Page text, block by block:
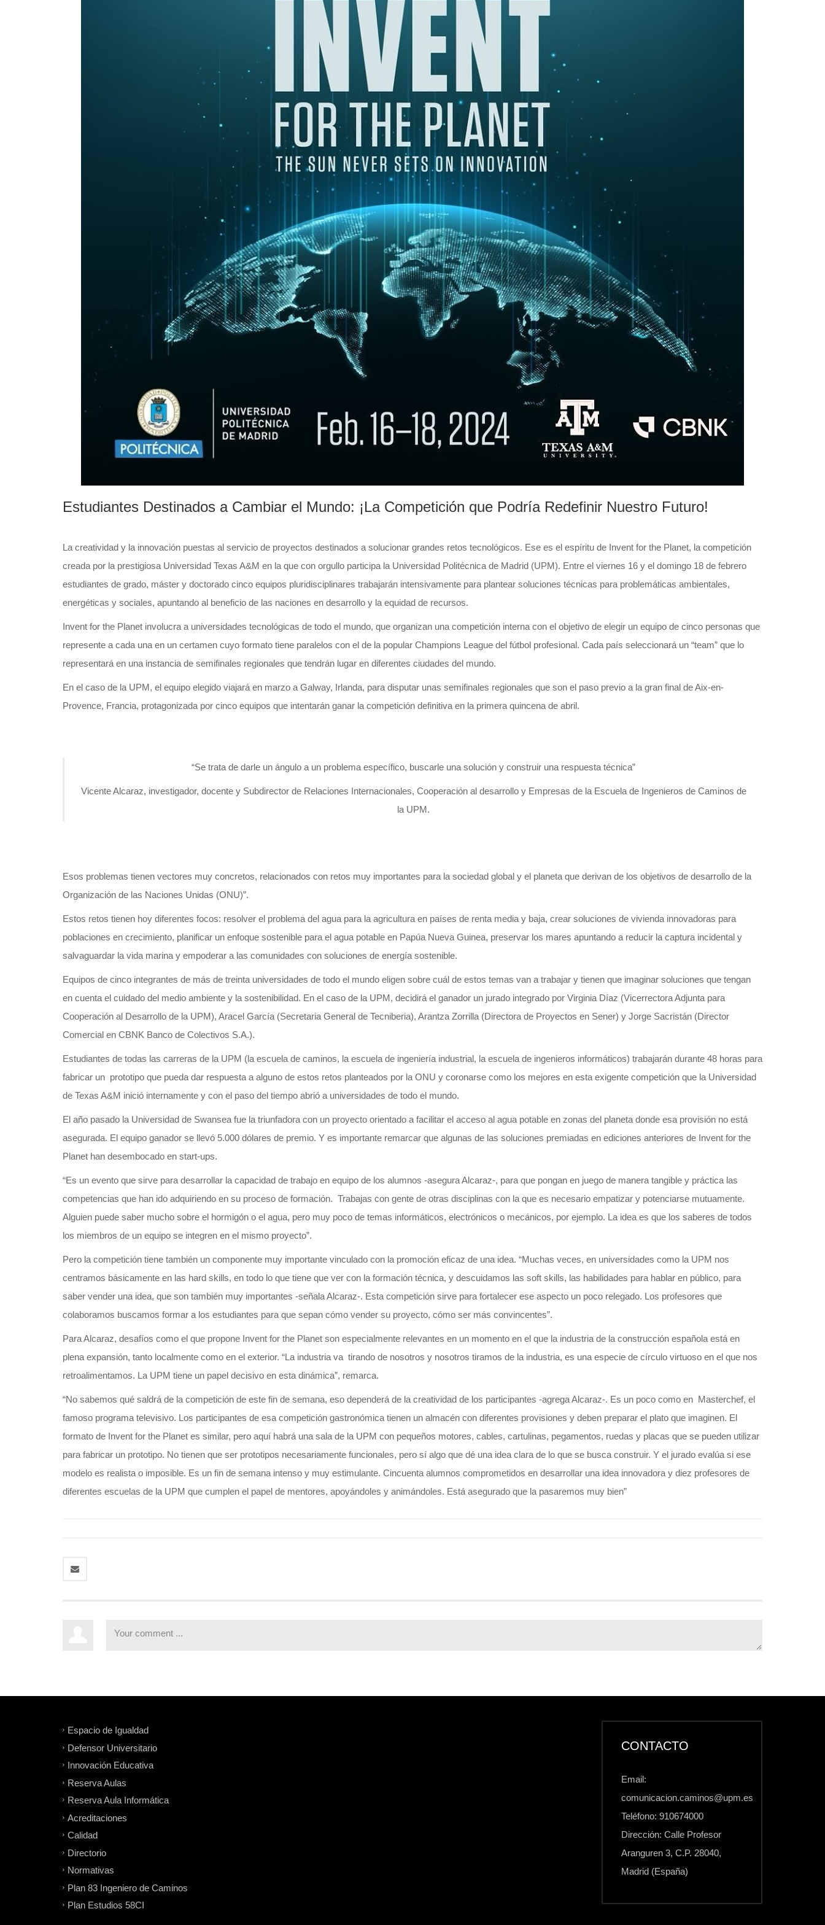
Estudiantes Destinados a Cambiar el Mundo: ¡La Competición que Podría Redefinir Nuestro Futuro!
La creatividad y la innovación puestas al servicio de proyectos destinados a solucionar grandes retos tecnológicos. Ese es el espíritu de Invent for the Planet, la competición
creada por la prestigiosa Universidad Texas A&M en la que con orgullo participa la Universidad Politécnica de Madrid (UPM). Entre el viernes 16 y el domingo 18 de febrero
estudiantes de grado, máster y doctorado cinco equipos pluridisciplinares trabajarán intensivamente para plantear soluciones técnicas para problemáticas ambientales,
energéticas y sociales, apuntando al beneficio de las naciones en desarrollo y la equidad de recursos.
Invent for the Planet involucra a universidades tecnológicas de todo el mundo, que organizan una competición interna con el objetivo de elegir un equipo de cinco personas que
represente a cada una en un certamen cuyo formato tiene paralelos con el de la popular Champions League del fútbol profesional. Cada país seleccionará un “team” que lo
representará en una instancia de semifinales regionales que tendrán lugar en diferentes ciudades del mundo.
En el caso de la UPM, el equipo elegido viajará en marzo a Galway, Irlanda, para disputar unas semifinales regionales que son el paso previo a la gran final de Aix-en-
Provence, Francia, protagonizada por cinco equipos que intentarán ganar la competición definitiva en la primera quincena de abril.
“Se trata de darle un ángulo a un problema específico, buscarle una solución y construir una respuesta técnica”
Vicente Alcaraz, investigador, docente y Subdirector de Relaciones Internacionales, Cooperación al desarrollo y Empresas de la Escuela de Ingenieros de Caminos de
la UPM.
Esos problemas tienen vectores muy concretos, relacionados con retos muy importantes para la sociedad global y el planeta que derivan de los objetivos de desarrollo de la
Organización de las Naciones Unidas (ONU)”.
Estos retos tienen hoy diferentes focos: resolver el problema del agua para la agricultura en países de renta media y baja, crear soluciones de vivienda innovadoras para
poblaciones en crecimiento, planificar un enfoque sostenible para el agua potable en Papúa Nueva Guinea, preservar los mares apuntando a reducir la captura incidental y
salvaguardar la vida marina y empoderar a las comunidades con soluciones de energía sostenible.
Equipos de cinco integrantes de más de treinta universidades de todo el mundo eligen sobre cuál de estos temas van a trabajar y tienen que imaginar soluciones que tengan
en cuenta el cuidado del medio ambiente y la sostenibilidad. En el caso de la UPM, decidirá el ganador un jurado integrado por Virginia Díaz (Vicerrectora Adjunta para
Cooperación al Desarrollo de la UPM), Aracel García (Secretaria General de Tecniberia), Arantza Zorrilla (Directora de Proyectos en Sener) y Jorge Sacristán (Director
Comercial en CBNK Banco de Colectivos S.A.).
Estudiantes de todas las carreras de la UPM (la escuela de caminos, la escuela de ingeniería industrial, la escuela de ingenieros informáticos) trabajarán durante 48 horas para
fabricar un prototipo que pueda dar respuesta a alguno de estos retos planteados por la ONU y coronarse como los mejores en esta exigente competición que la Universidad
de Texas A&M inició internamente y con el paso del tiempo abrió a universidades de todo el mundo.
El año pasado la Universidad de Swansea fue la triunfadora con un proyecto orientado a facilitar el acceso al agua potable en zonas del planeta donde esa provisión no está
asegurada. El equipo ganador se llevó 5.000 dólares de premio. Y es importante remarcar que algunas de las soluciones premiadas en ediciones anteriores de Invent for the
Planet han desembocado en start-ups.
“Es un evento que sirve para desarrollar la capacidad de trabajo en equipo de los alumnos -asegura Alcaraz-, para que pongan en juego de manera tangible y práctica las
competencias que han ido adquiriendo en su proceso de formación. Trabajas con gente de otras disciplinas con la que es necesario empatizar y potenciarse mutuamente.
Alguien puede saber mucho sobre el hormigón o el agua, pero muy poco de temas informáticos, electrónicos o mecánicos, por ejemplo. La idea es que los saberes de todos
los miembros de un equipo se integren en el mismo proyecto”.
Pero la competición tiene también un componente muy importante vinculado con la promoción eficaz de una idea. “Muchas veces, en universidades como la UPM nos
centramos básicamente en las hard skills, en todo lo que tiene que ver con la formación técnica, y descuidamos las soft skills, las habilidades para hablar en público, para
saber vender una idea, que son también muy importantes -señala Alcaraz-. Esta competición sirve para fortalecer ese aspecto un poco relegado. Los profesores que
colaboramos buscamos formar a los estudiantes para que sepan cómo vender su proyecto, cómo ser más convincentes”.
Para Alcaraz, desafíos como el que propone Invent for the Planet son especialmente relevantes en un momento en el que la industria de la construcción española está en
plena expansión, tanto localmente como en el exterior. “La industria va tirando de nosotros y nosotros tiramos de la industria, es una especie de círculo virtuoso en el que nos
retroalimentamos. La UPM tiene un papel decisivo en esta dinámica”, remarca.
“No sabemos qué saldrá de la competición de este fin de semana, eso dependerá de la creatividad de los participantes -agrega Alcaraz-. Es un poco como en Masterchef, el
famoso programa televisivo. Los participantes de esa competición gastronómica tienen un almacén con diferentes provisiones y deben preparar el plato que imaginen. El
formato de Invent for the Planet es similar, pero aquí habrá una sala de la UPM con pequeños motores, cables, cartulinas, pegamentos, ruedas y placas que se pueden utilizar
para fabricar un prototipo. No tienen que ser prototipos necesariamente funcionales, pero sí algo que dé una idea clara de lo que se busca construir. Y el jurado evalúa si ese
modelo es realista o imposible. Es un fin de semana intenso y muy estimulante. Cincuenta alumnos comprometidos en desarrollar una idea innovadora y diez profesores de
diferentes escuelas de la UPM que cumplen el papel de mentores, apoyándoles y animándoles. Está asegurado que la pasaremos muy bien”
Espacio de Igualdad
Defensor Universitario
Innovación Educativa
Reserva Aulas
Reserva Aula Informática
Acreditaciones
Calidad
Directorio
Normativas
Plan 83 Ingeniero de Caminos
Plan Estudios 58CI
CONTACTO
Email:
comunicacion.caminos@upm.es
Teléfono: 910674000
Dirección: Calle Profesor
Aranguren 3, C.P. 28040,
Madrid (España)